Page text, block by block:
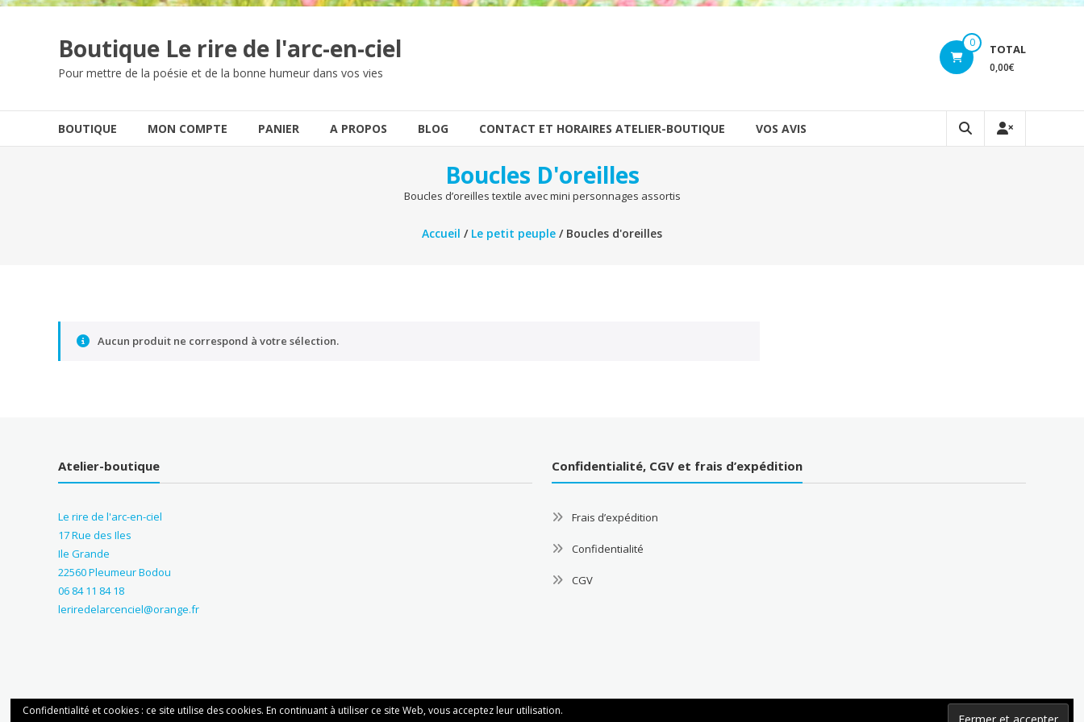
Boutique Le rire de l'arc-en-ciel
Pour mettre de la poésie et de la bonne humeur dans vos vies
0 TOTAL
0,00€
BOUTIQUE MON COMPTE PANIER A PROPOS BLOG CONTACT ET HORAIRES ATELIER-BOUTIQUE VOS AVIS
Boucles D'oreilles
Boucles d’oreilles textile avec mini personnages assortis
Accueil / Le petit peuple / Boucles d'oreilles
Aucun produit ne correspond à votre sélection.
Atelier-boutique
Le rire de l'arc-en-ciel
17 Rue des Iles
Ile Grande
22560 Pleumeur Bodou
06 84 11 84 18
leriredelarcenciel@orange.fr
Confidentialité, CGV et frais d’expédition
Frais d’expédition
Confidentialité
CGV
Confidentialité et cookies : ce site utilise des cookies. En continuant à utiliser ce site Web, vous acceptez leur utilisation.